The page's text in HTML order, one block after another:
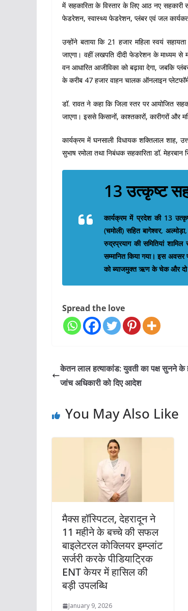
में सहकारिता के विस्तार के लिए आठ नए
फेडरेशन, स्वास्थ्य फेडरेशन, प्लंबर एवं जल
उन्होंने बताया कि 21 हजार महिला स्वयं
जाएगा। वहीं लखपति दीदी फेडरेशन के माध्यम
वन आधारित आजीविका को बढ़ावा देगा, जबकि
के करीब 47 हजार वाहन चालक ऑनलाइन
डॉ. रावत ने कहा कि जिला स्तर पर आयोजित
जाएगा। इससे किसानों, काश्तकारों, कारीगरों और
कार्यक्रम में घनसाली विधायक शक्तिलाल शाह,
सुभाष रमोला तथा निबंधक सहकारिता डॉ.
13 उत्कृष्ट
कार्यक्रम में प्रदेश की 13
(चमोली) सहित बागेश्वर,
रुद्रप्रयाग की समितियां
सम्मानित किया गया। इस अवसर
को ब्याजमुक्त ऋण के चेक और दो
Spread the love
केतन लाल हत्याकांड: युवती का पक्ष सुनने के
जांच अधिकारी को दिए आदेश
You May Also Like
मैक्स हॉस्पिटल, देहरादून ने
11 महीने के बच्चे की सफल
बाइलेटरल कोक्लियर इम्प्लांट
सर्जरी करके पीडियाट्रिक
ENT केयर में हासिल की
बड़ी उपलब्धि
January 9, 2026